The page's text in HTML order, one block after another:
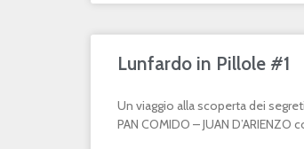
Lunfardo in Pillole #1
Un viaggio alla scoperta dei
PAN COMIDO – JUAN